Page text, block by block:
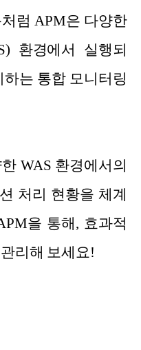
럼 APM은 다양한
환경에서 실행되
는 통합 모니터링
WAS 환경에서의
처리 현황을 체계
을 통해, 효과적
리해 보세요!